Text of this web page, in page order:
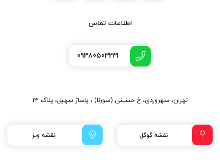
اطلاعات تماس
09380503231
تهران، سهروردی، خ حسینی (سورنا) ، پاساژ سهیل، پلاک 13
نقشه گوگل نقشه ویز